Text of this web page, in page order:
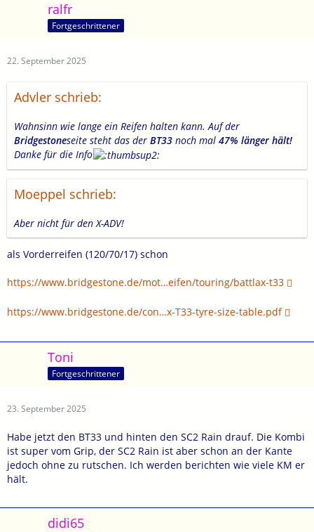
ralfr
Fortgeschrittener
22. September 2025
Advler schrieb:
Wahnsinn wie lange ein Reifen halten kann. Auf der
Bridgestoneseite steht das der BT33 noch mal 47% länger hält!
Danke für die Info
Moeppel schrieb:
Aber nicht für den X-ADV!
als Vorderreifen (120/70/17) schon
https://www.bridgestone.de/mot…eifen/touring/battlax-t33
https://www.bridgestone.de/con…x-T33-tyre-size-table.pdf
Toni
Fortgeschrittener
23. September 2025
Habe jetzt den BT33 und hinten den SC2 Rain drauf. Die Kombi
ist super vom Grip, der SC2 Rain ist aber schon an der Kante
jedoch ohne zu rutschen. Ich werden berichten wie viele KM er
hält.
didi65